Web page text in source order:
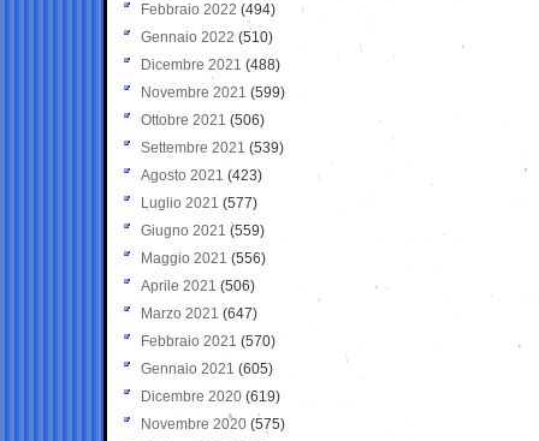
Febbraio 2022 (494)
Gennaio 2022 (510)
Dicembre 2021 (488)
Novembre 2021 (599)
Ottobre 2021 (506)
Settembre 2021 (539)
Agosto 2021 (423)
Luglio 2021 (577)
Giugno 2021(559)
Maggio 2021 (556)
Aprile 2021 (506)
Marzo 2021 (647)
Febbraio 2021 (570)
Gennaio 2021 (605)
Dicembre 2020 (619)
Novembre 2020 (575)